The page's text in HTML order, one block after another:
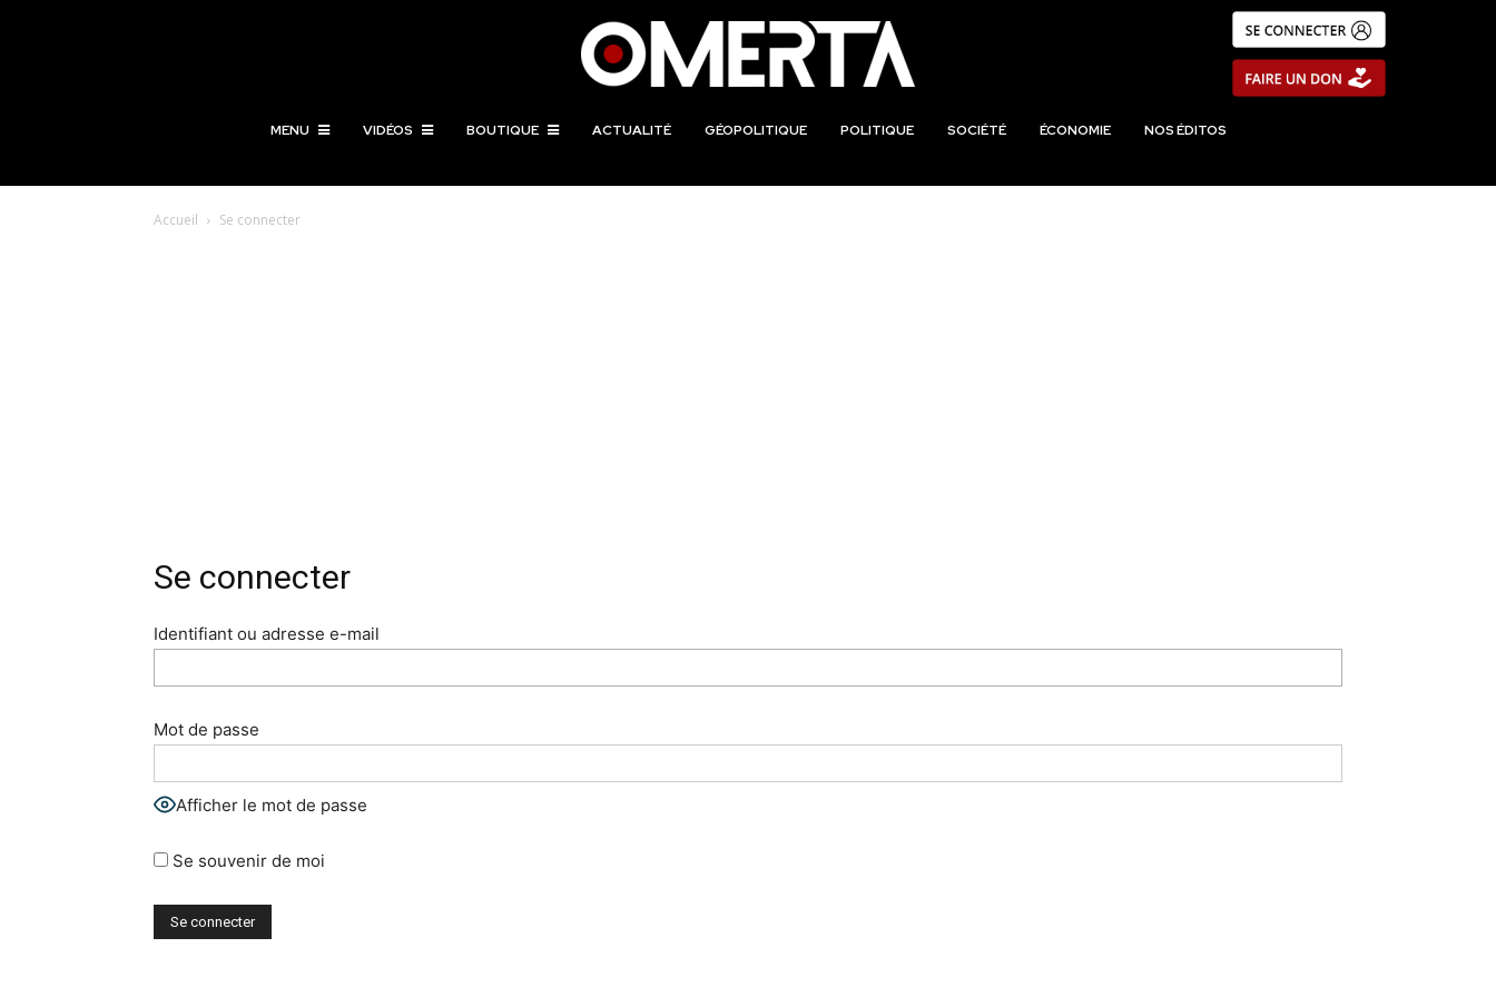
MENU VIDÉOS BOUTIQUE ACTUALITÉ GÉOPOLITIQUE POLITIQUE SOCIÉTÉ ÉCONOMIE NOS ÉDITOS
Accueil Se connecter
Se connecter
Identifiant ou adresse e-mail
Mot de passe
Afficher le mot de passe
Se souvenir de moi